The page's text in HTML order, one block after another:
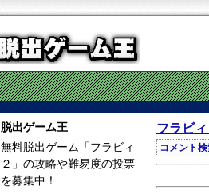
脱出ゲーム王
無料脱出ゲーム「フラビィ
２」の攻略や難易度の投票
を募集中！
フラビィ
コメント